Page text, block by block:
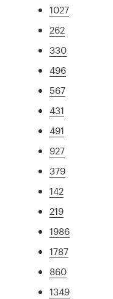
1027
262
330
496
567
431
491
927
379
142
219
1986
1787
860
1349